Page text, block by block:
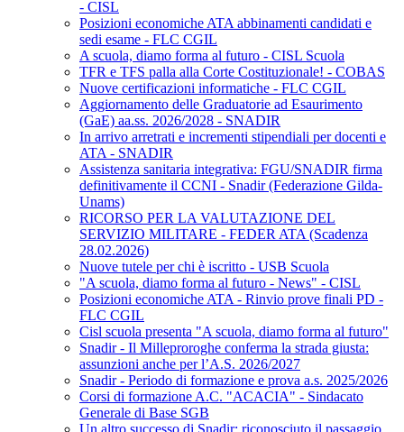
- CISL
Posizioni economiche ATA abbinamenti candidati e
sedi esame - FLC CGIL
A scuola, diamo forma al futuro - CISL Scuola
TFR e TFS palla alla Corte Costituzionale! - COBAS
Nuove certificazioni informatiche - FLC CGIL
Aggiornamento delle Graduatorie ad Esaurimento
(GaE) aa.ss. 2026/2028 - SNADIR
In arrivo arretrati e incrementi stipendiali per docenti e
ATA - SNADIR
Assistenza sanitaria integrativa: FGU/SNADIR firma
definitivamente il CCNI - Snadir (Federazione Gilda-
Unams)
RICORSO PER LA VALUTAZIONE DEL
SERVIZIO MILITARE - FEDER ATA (Scadenza
28.02.2026)
Nuove tutele per chi è iscritto - USB Scuola
"A scuola, diamo forma al futuro - News" - CISL
Posizioni economiche ATA - Rinvio prove finali PD -
FLC CGIL
Cisl scuola presenta "A scuola, diamo forma al futuro"
Snadir - Il Milleproroghe conferma la strada giusta:
assunzioni anche per l’A.S. 2026/2027
Snadir - Periodo di formazione e prova a.s. 2025/2026
Corsi di formazione A.C. "ACACIA" - Sindacato
Generale di Base SGB